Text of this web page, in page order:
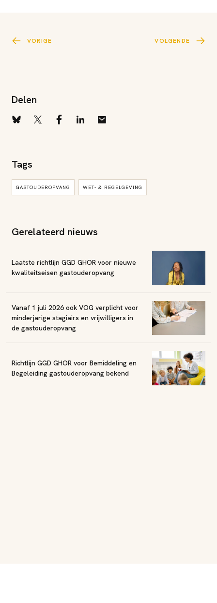
VORIGE VOLGENDE
Delen
Tags
GASTOUDEROPVANG WET- & REGELGEVING
Gerelateerd nieuws
Laatste richtlijn GGD GHOR voor nieuwe
kwaliteitseisen gastouderopvang
Vanaf 1 juli 2026 ook VOG verplicht voor
minderjarige stagiairs en vrijwilligers in
de gastouderopvang
Richtlijn GGD GHOR voor Bemiddeling en
Begeleiding gastouderopvang bekend